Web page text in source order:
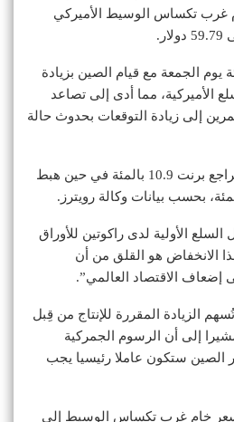
غرب تكساس الوسيط الأميركي
يوم الجمعة مع قيام الصين بزيادة
الأميركية، مما أدى إلى تصاعد
إلى زيادة التوقعات بحدوث حالة
وخلال الأسبوع المنصرم، تراجع برنت 10.9 بالمئة في حين هبط
الأولية لدى راكوتين للأوراق
الانخفاض هو القلق من أن
إضعاف الاقتصاد العالمي”.
الزيادة المقررة للإنتاج من قِبل
إلى أن الرسوم الجمركية
الصين ستكون عاملا رئيسيا يجب
خام غرب تكساس الوسيط إلى